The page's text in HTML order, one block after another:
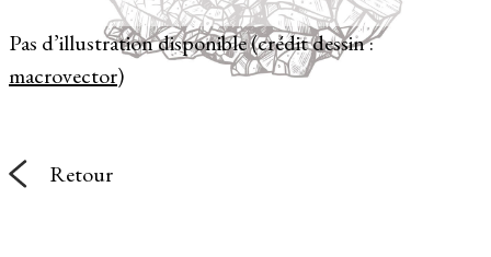
Pas d’illustration disponible (crédit dessin :
macrovector)
Retour